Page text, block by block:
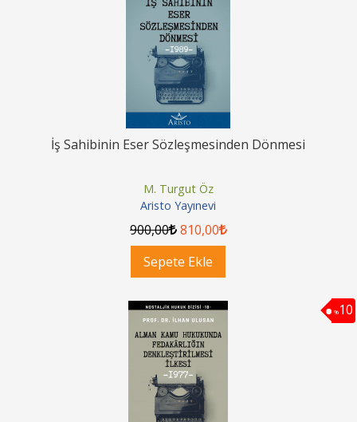
İş Sahibinin Eser Sözleşmesinden Dönmesi
M. Turgut Öz
Aristo Yayınevi
900,00 810,00
Sepete Ekle
%10